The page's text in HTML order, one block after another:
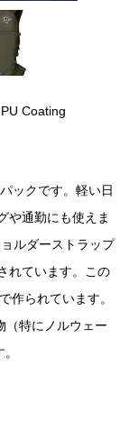
Coating
ックです。軽い日
や通勤にも使えま
ルダーストラップ
れています。この
作られています。
（特にノルウェー